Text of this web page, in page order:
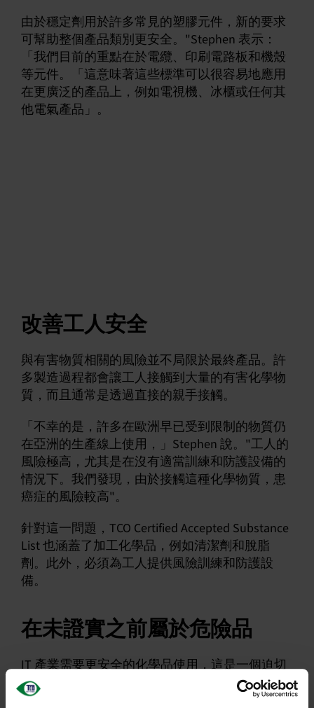
由於穩定劑用於許多常見的塑膠元件，新的要求
可幫助整個產品類別更安全。"Stephen 表示：
「我們目前的重點在於電纜、印刷電路板和機殼
等元件。「這意味著這些標準可以很容易地應用
在更廣泛的產品上，例如電視機、冰櫃或任何其
他電氣產品」。
改善工人安全
與有害物質相關的風險並不局限於最終產品。許
多製造過程都會讓工人接觸到大量的有害化學物
質，而且通常是透過直接的親手接觸。
「不幸的是，許多在歐洲早已受到限制的物質仍
在亞洲的生產線上使用，」Stephen 說。"工人的
風險極高，尤其是在沒有適當訓練和防護設備的
情況下。我們發現，由於接觸這種化學物質，患
癌症的風險較高"。
針對這一問題，TCO Certified Accepted Substance
List 也涵蓋了加工化學品，例如清潔劑和脫脂
劑。此外，必須為工人提供風險訓練和防護設
備。
在未證實之前屬於危險品
IT 產業需要更安全的化學品使用，這是一個迫切
的問題。目前有超過 350,000 種不同的物質可供
使用，但只有 1% 的物質經過風險評估，以確定